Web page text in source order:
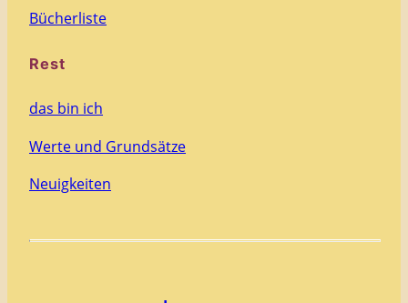
Bücherliste
Rest
das bin ich
Werte und Grundsätze
Neuigkeiten